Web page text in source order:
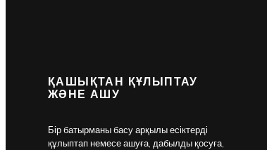
ҚАШЫҚТАН ҚҰЛЫПТАУ
ЖӘНЕ АШУ
Бір батырманы басу арқылы есіктерді
құлыптап немесе ашуға, дабылды қосуға,